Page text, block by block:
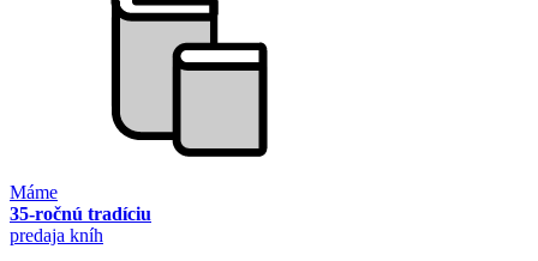
Máme
35-ročnú tradíciu
predaja kníh